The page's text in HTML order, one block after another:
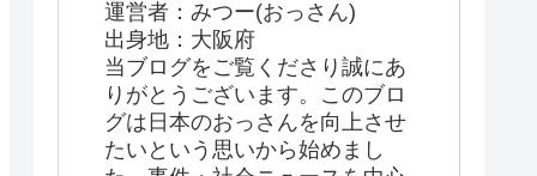
運営者：みつー(おっさん)
出身地：大阪府
当ブログをご覧くださり誠にあ
りがとうございます。このブロ
グは日本のおっさんを向上させ
たいという思いから始めまし